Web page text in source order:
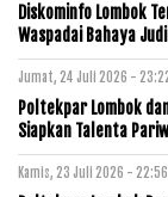
Diskominfo Lombok
Waspadai Bahaya
Jumat, 24 Juli 2026 -
Poltekpar Lombok
Siapkan Talenta
Kamis, 23 Juli 2026 - 22:56